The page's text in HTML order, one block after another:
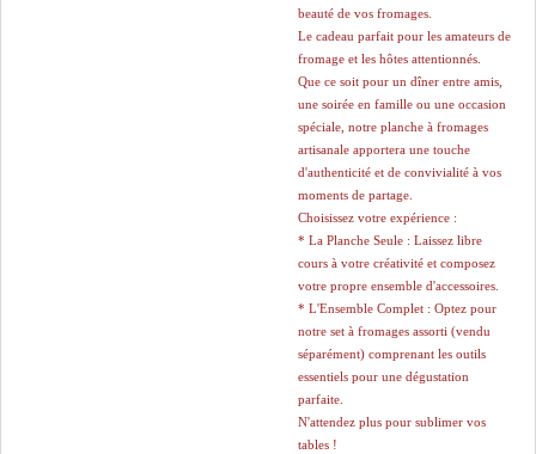
beauté de vos fromages.
Le cadeau parfait pour les amateurs de
fromage et les hôtes attentionnés.
Que ce soit pour un dîner entre amis,
une soirée en famille ou une occasion
spéciale, notre planche à fromages
artisanale apportera une touche
d'authenticité et de convivialité à vos
moments de partage.
Choisissez votre expérience :
* La Planche Seule : Laissez libre
cours à votre créativité et composez
votre propre ensemble d'accessoires.
* L'Ensemble Complet : Optez pour
notre set à fromages assorti (vendu
séparément) comprenant les outils
essentiels pour une dégustation
parfaite.
N'attendez plus pour sublimer vos
tables !